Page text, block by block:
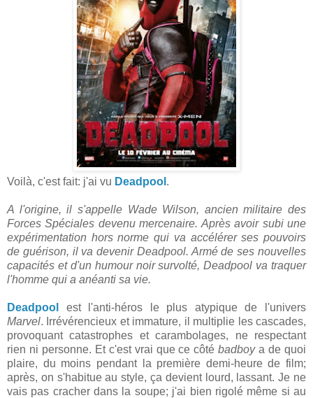
Voilà, c'est fait: j'ai vu Deadpool .
A l'origine, il s'appelle Wade Wilson, ancien militaire des
Forces Spéciales devenu mercenaire. Après avoir subi une
expérimentation hors norme qui va accélérer ses pouvoirs
de guérison, il va devenir Deadpool. Armé de ses nouvelles
capacités et d'un humour noir survolté, Deadpool va traquer
l'homme qui a anéanti sa vie.
Deadpool
est l'anti-héros le plus atypique de l'univers
Marvel. Irrévérencieux et immature, il multiplie les cascades,
provoquant catastrophes et carambolages, ne respectant
rien ni personne. Et c'est vrai que ce côtébadboya de quoi
plaire, du moins pendant la première demi-heure de film;
après, on s'habitue au style, ça devient lourd, lassant. Je ne
vais pas cracher dans la soupe; j'ai bien rigolé même si au